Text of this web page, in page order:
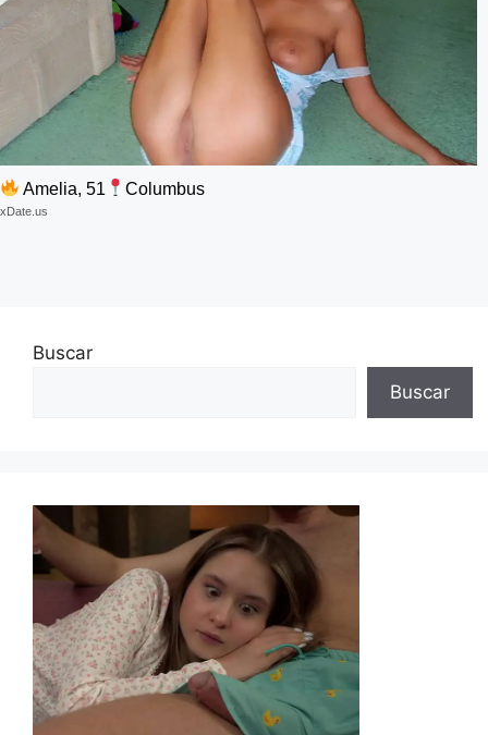
Amelia, 51 Columbus
xDate.us
Buscar
Buscar